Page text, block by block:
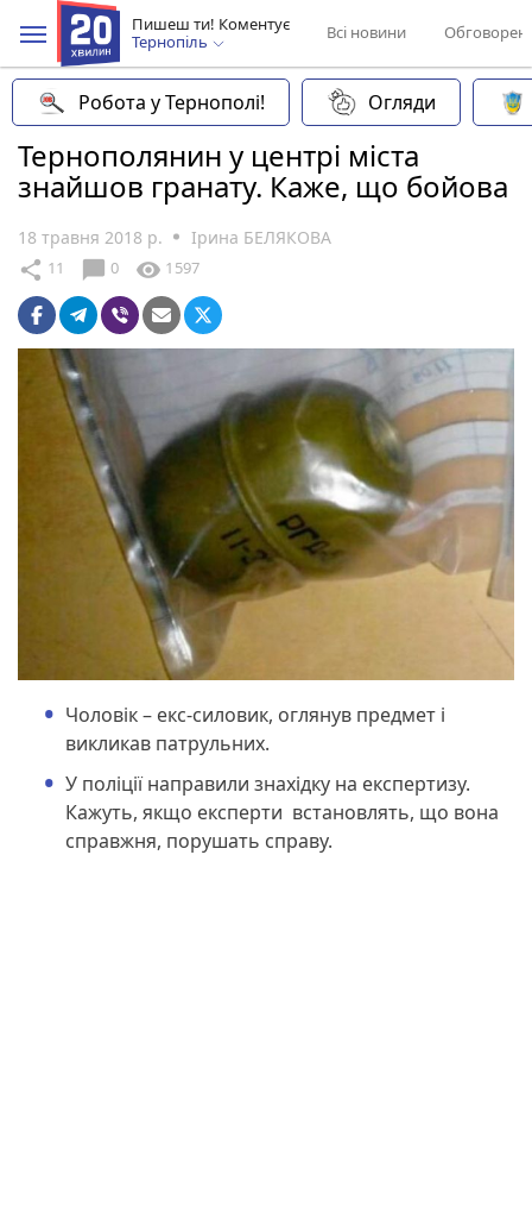
Пишеш ти! Коментує
Тернопіль
Всі новини
Робота у Тернополі! Огляди
Тернополянин у центрі міста
знайшов гранату. Каже, що бойова
18 травня 2018 р. Ірина БЕЛЯКОВА
share 11 chat_bubble 0 visibility 1597
Чоловік – екс-силовик, оглянув предмет і
викликав патрульних.
У поліції направили знахідку на експертизу.
Кажуть, якщо експерти встановлять, що вона
справжня, порушать справу.